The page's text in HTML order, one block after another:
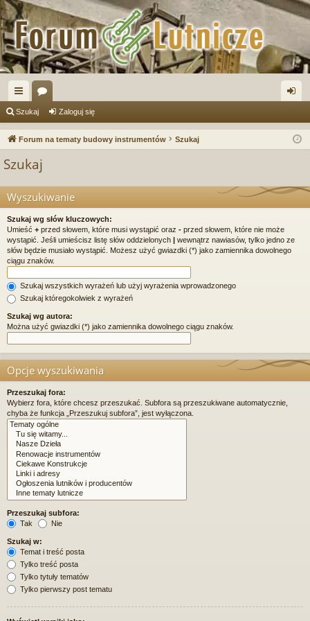
ię
ce
or
a og
ę
Szukaj Zaloguj się
Forum na tematy budowy instrumentów Szukaj
Szukaj
Wyszukiwanie
Szukaj wg słów kluczowych:
Umieść + przed słowem, które musi wystąpić oraz - przed słowem, które nie może
wystąpić. Jeśli umieścisz listę słów oddzielonych | wewnątrz nawiasów, tylko jedno ze
słów będzie musiało wystąpić. Możesz użyć gwiazdki (*) jako zamiennika dowolnego
ciągu znaków.
Szukaj wszystkich wyrażeń lub użyj wyrażenia wprowadzonego
Szukaj któregokolwiek z wyrażeń
Szukaj wg autora:
Można użyć gwiazdki (*) jako zamiennika dowolnego ciągu znaków.
Opcje wyszukiwania
Przeszukaj fora:
Wybierz fora, które chcesz przeszukać. Subfora są przeszukiwane automatycznie,
chyba że funkcja „Przeszukuj subfora”, jest wyłączona.
Przeszukaj subfora:
Tak
Nie
Szukaj w:
Temat i treść posta
Tylko treść posta
Tylko tytuły tematów
Tylko pierwszy post tematu